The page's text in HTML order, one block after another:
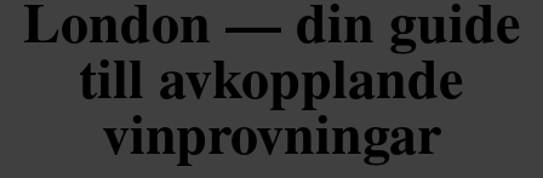
London — din guide
till avkopplande
vinprovningar